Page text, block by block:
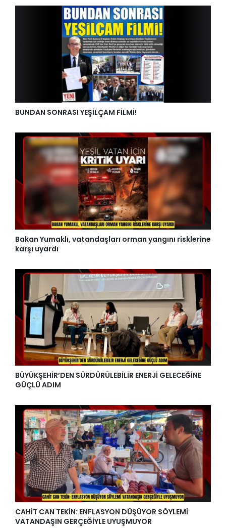
BUNDAN SONRASI YEŞİLÇAM FİLMİ!
Bakan Yumaklı, vatandaşları orman yangını risklerine
karşı uyardı
BÜYÜKŞEHİR’DEN SÜRDÜRÜLEBİLİR ENERJİ GELECEĞİNE
GÜÇLÜ ADIM
CAHİT CAN TEKİN: ENFLASYON DÜŞÜYOR SÖYLEMİ
VATANDAŞIN GERÇEĞİYLE UYUŞMUYOR